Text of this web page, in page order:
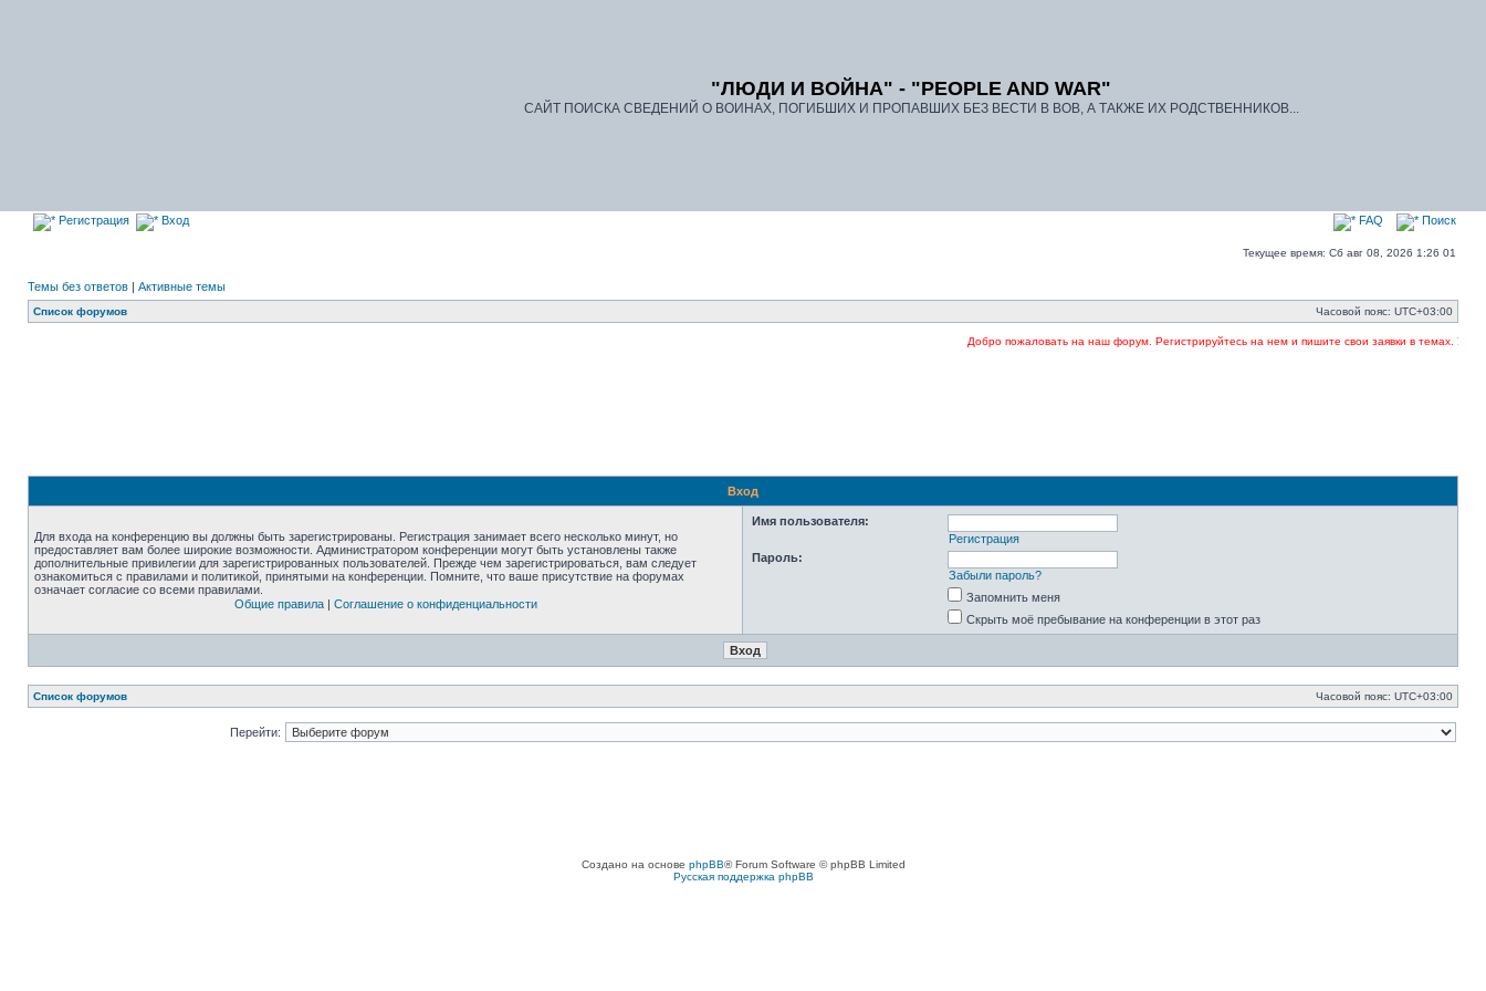
"ЛЮДИ И ВОЙНА" - "PEOPLE AND WAR"
САЙТ ПОИСКА СВЕДЕНИЙ О ВОИНАХ, ПОГИБШИХ И ПРОПАВШИХ БЕЗ ВЕСТИ В ВОВ, А ТАКЖЕ ИХ РОДСТВЕННИКОВ...
Регистрация Вход FAQ Поиск
Текущее время: Сб авг 08, 2026 1:26 01
Темы без ответов | Активные темы
Список форумов Часовой пояс: UTC+03:00
Добро пожаловать на наш форум. Регистрируйтесь на нем и пишите свои заявки в темах.
Вход
Для входа на конференцию вы должны быть зарегистрированы. Регистрация занимает всего несколько минут, но
предоставляет вам более широкие возможности. Администратором конференции могут быть установлены также
дополнительные привилегии для зарегистрированных пользователей. Прежде чем зарегистрироваться, вам следует
ознакомиться с правилами и политикой, принятыми на конференции. Помните, что ваше присутствие на форумах
означает согласие со всеми правилами.
Общие правила| Соглашение о конфиденциальности
Имя пользователя:
Регистрация
Пароль:
Забыли пароль?
Запомнить меня
Скрыть моё пребывание на конференции в этот раз
Список форумов Часовой пояс: UTC+03:00
Перейти:
Создано на основе phpBB® Forum Software © phpBB Limited
Русская поддержка phpBB